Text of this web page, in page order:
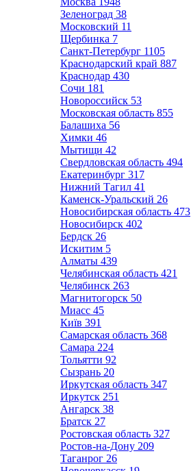
Зеленоград 38
Московский 11
Щербинка 7
Санкт-Петербург 1105
Краснодарский край 887
Краснодар 430
Сочи 181
Новороссийск 53
Московская область 855
Балашиха 56
Химки 46
Мытищи 42
Свердловская область 494
Екатеринбург 317
Нижний Тагил 41
Каменск-Уральский 26
Новосибирская область 473
Новосибирск 402
Бердск 26
Искитим 5
Алматы 439
Челябинская область 421
Челябинск 263
Магнитогорск 50
Миасс 45
Київ 391
Самарская область 368
Самара 224
Тольятти 92
Сызрань 20
Иркутская область 347
Иркутск 251
Ангарск 38
Братск 27
Ростовская область 327
Ростов-на-Дону 209
Таганрог 26